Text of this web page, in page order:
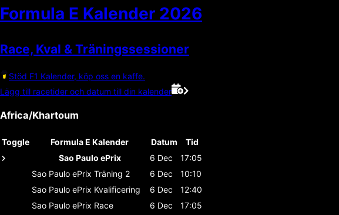
Formula E Kalender 2026
Race, Kval & Träningssessioner
Stöd F1 Kalender, köp oss en kaffe.
Lägg till racetider och datum till din kalender
Africa/Khartoum
Toggle Formula E Kalender Datum
Tid
Sao Paulo ePrix
6 Dec
17:05
Sao Paulo ePrix Träning 2 6 Dec
10:10
Sao Paulo ePrix Kvalificering 6 Dec
12:40
Sao Paulo ePrix Race 6 Dec
17:05